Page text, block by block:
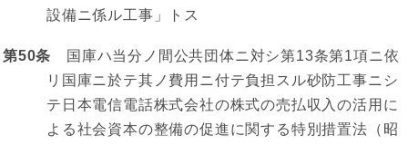
設備ニ係ル工事」トス
第50条 国庫ハ当分ノ間公共団体ニ対シ第13条第1項ニ依
リ国庫ニ於テ其ノ費用ニ付テ負担スル砂防工事ニシ
テ日本電信電話株式会社の株式の売払収入の活用に
よる社会資本の整備の促進に関する特別措置法（昭